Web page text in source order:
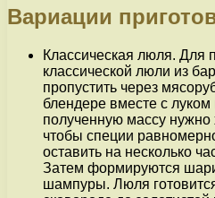
Вариации
Классическая люля. Для
классической люли из
пропустить через
блендере вместе с
полученную массу
чтобы специи
оставить на несколько
Затем формируются
шампуры. Люля